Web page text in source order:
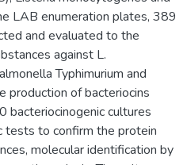
LAB enumeration plates, 389
and evaluated to the
against L.
Typhimurium and
production of bacteriocins
bacteriocinogenic cultures
to confirm the protein
molecular identification by